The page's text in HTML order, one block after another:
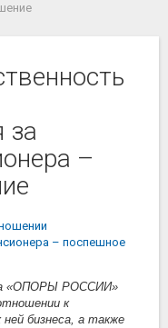
за
–
«ОПОРЫ РОССИИ»
к
бизнеса, а также